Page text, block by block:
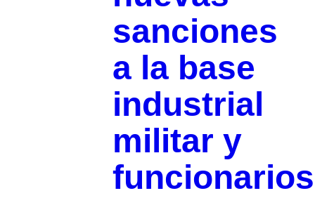
sanciones
a la base
industrial
militar y
funcionarios